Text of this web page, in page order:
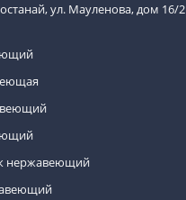
ул. Мауленова, дом 16/2
нержавеющий